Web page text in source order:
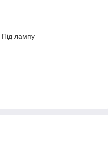
Під лампу